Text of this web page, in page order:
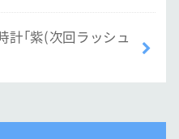
「紫(次回ラッシュ